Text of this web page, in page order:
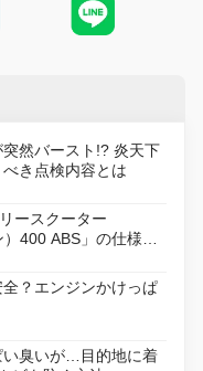
然バースト!? 炎天下
き点検内容とは
ースクーター
400 ABS」の仕様を
？エンジンかけっぱ
い臭いが…目的地に着